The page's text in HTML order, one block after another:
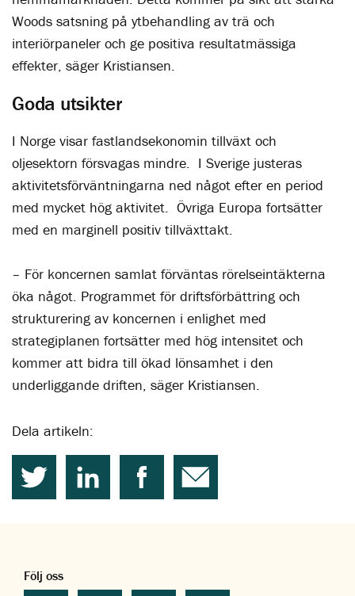
Woods satsning på ytbehandling av trä och
interiörpaneler och ge positiva resultatmässiga
effekter, säger Kristiansen.
Goda utsikter
I Norge visar fastlandsekonomin tillväxt och
oljesektorn försvagas mindre. I Sverige justeras
aktivitetsförväntningarna ned något efter en period
med mycket hög aktivitet. Övriga Europa fortsätter
med en marginell positiv tillväxttakt.
– För koncernen samlat förväntas rörelseintäkterna
öka något. Programmet för driftsförbättring och
strukturering av koncernen i enlighet med
strategiplanen fortsätter med hög intensitet och
kommer att bidra till ökad lönsamhet i den
underliggande driften, säger Kristiansen.
Dela artikeln:
Följ oss